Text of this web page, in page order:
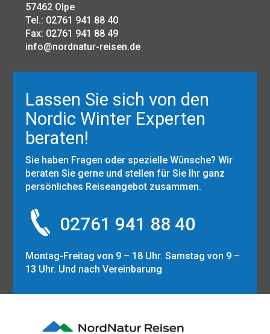
57462 Olpe
Tel.: 02761 941 88 40
Fax: 02761 941 88 49
info@nordnatur-reisen.de
Lassen Sie sich von den
Nordic Winter Experten
beraten!
Sie haben Fragen oder spezielle Wünsche? Wir
beraten Sie gerne und stellen für Sie Ihr ganz
persönliches Reiseangebot zusammen.
02761 941 88 40
Montag-Freitag von 9 – 18 Uhr. Samstag von 9 –
13 Uhr. Und nach Vereinbarung